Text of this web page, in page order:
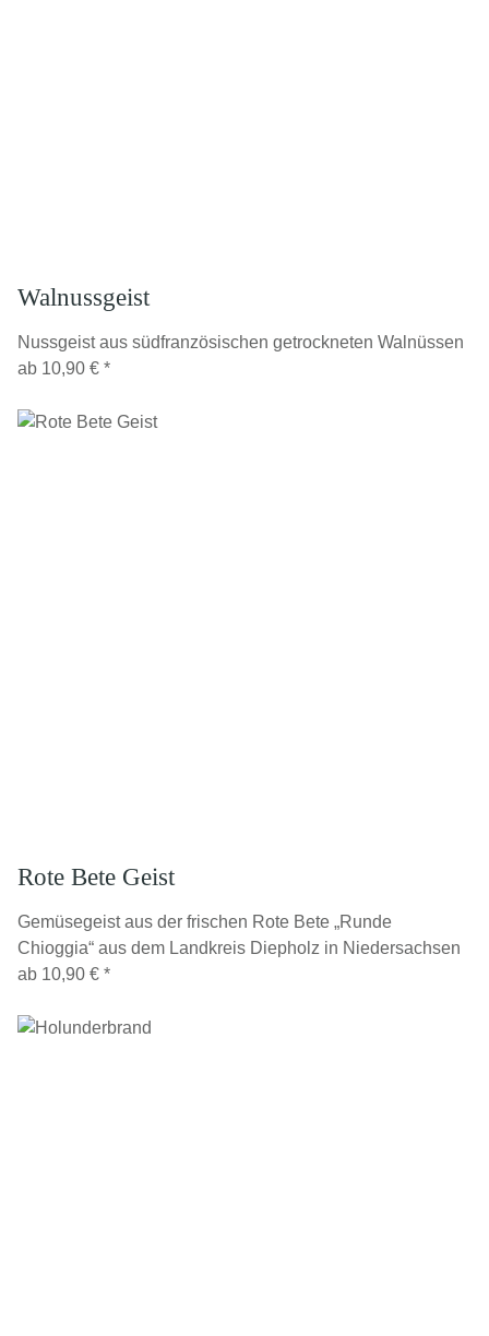
Walnussgeist
Nussgeist aus südfranzösischen getrockneten Walnüssen
ab 10,90 € *
Rote Bete Geist
Gemüsegeist aus der frischen Rote Bete „Runde
Chioggia“ aus dem Landkreis Diepholz in Niedersachsen
ab 10,90 € *